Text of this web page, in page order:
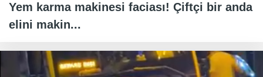
Yem karma makinesi faciası! Çiftçi bir anda
elini makin...